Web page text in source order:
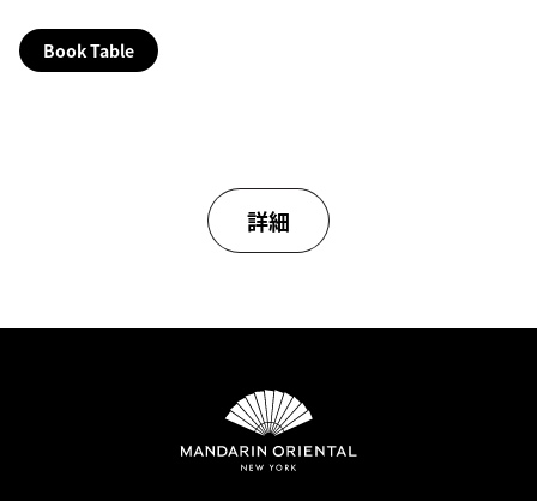
Book Table
詳細